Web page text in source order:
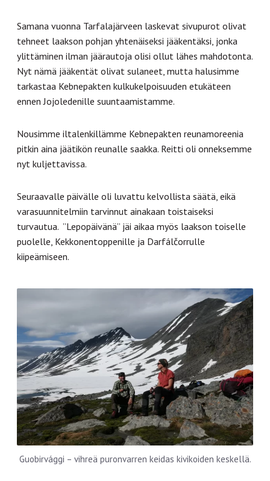
Samana vuonna Tarfalajärveen laskevat sivupurot olivat
tehneet laakson pohjan yhtenäiseksi jääkentäksi, jonka
ylittäminen ilman jäärautoja olisi ollut lähes mahdotonta.
Nyt nämä jääkentät olivat sulaneet, mutta halusimme
tarkastaa Kebnepakten kulkukelpoisuuden etukäteen
ennen Jojoledenille suuntaamistamme.
Nousimme iltalenkillämme Kebnepakten reunamoreenia
pitkin aina jäätikön reunalle saakka. Reitti oli onneksemme
nyt kuljettavissa.
Seuraavalle päivälle oli luvattu kelvollista säätä, eikä
varasuunnitelmiin tarvinnut ainakaan toistaiseksi
turvautua. ”Lepopäivänä” jäi aikaa myös laakson toiselle
puolelle, Kekkonentoppenille ja Darfálčorrulle
kiipeämiseen.
Guobirvággi – vihreä puronvarren keidas kivikoiden keskellä.